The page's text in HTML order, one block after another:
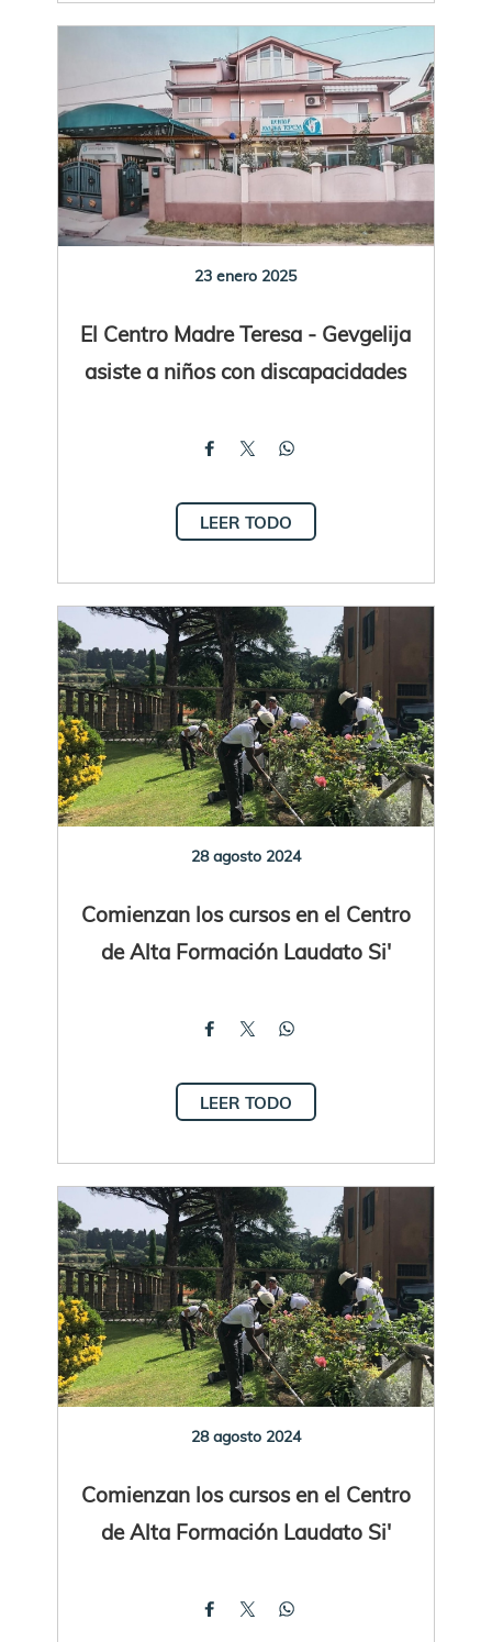
23 enero 2025
El Centro Madre Teresa - Gevgelija
asiste a niños con discapacidades
LEER TODO
28 agosto 2024
Comienzan los cursos en el Centro
de Alta Formación Laudato Si'
LEER TODO
28 agosto 2024
Comienzan los cursos en el Centro
de Alta Formación Laudato Si'